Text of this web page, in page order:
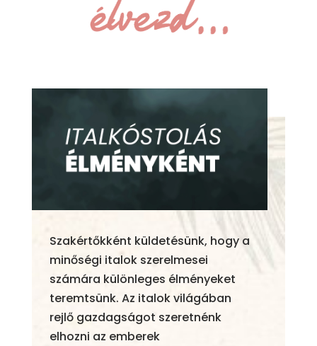
Szakértőkként küldetésünk, hogy a
minőségi italok szerelmesei
számára különleges élményeket
teremtsünk. Az italok világában
rejlő gazdagságot szeretnénk
elhozni az emberek